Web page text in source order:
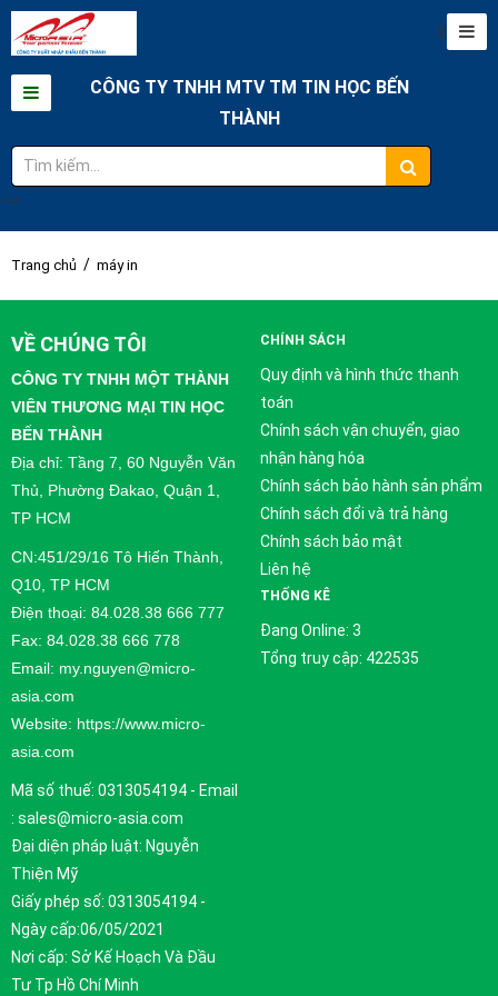
CÔNG TY TNHH MTV TM TIN HỌC BẾN
THÀNH
0
-->
Trang chủ / máy in
VỀ CHÚNG TÔI
CÔNG TY TNHH MỘT THÀNH
VIÊN THƯƠNG MẠI TIN HỌC
BẾN THÀNH
Địa chỉ: Tầng 7, 60 Nguyễn Văn
Thủ, Phường Đakao, Quận 1,
TP HCM
CN:451/29/16 Tô Hiến Thành,
Q10, TP HCM
Điện thoại: 84.028.38 666 777
Fax: 84.028.38 666 778
Email: my.nguyen@micro-
asia.com
Website: https://www.micro-
asia.com
Mã số thuế: 0313054194 - Email
: sales@micro-asia.com
Đại diện pháp luật: Nguyễn
Thiện Mỹ
Giấy phép số: 0313054194 -
Ngày cấp:06/05/2021
Nơi cấp: Sở Kế Hoạch Và Đầu
Tư Tp Hồ Chí Minh
CHÍNH SÁCH
Quy định và hình thức thanh
toán
Chính sách vận chuyển, giao
nhận hàng hóa
Chính sách bảo hành sản phẩm
Chính sách đổi và trả hàng
Chính sách bảo mật
Liên hệ
THỐNG KÊ
Đang Online: 3
Tổng truy cập: 422535